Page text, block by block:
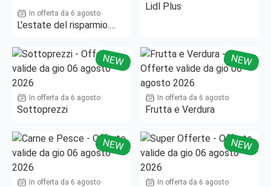
In offerta da 6 agosto
L'estate del risparmio.
Lidl Plus
NEW
In offerta da 6 agosto
Sottoprezzi
NEW
In offerta da 6 agosto
Frutta e Verdura
NEW
In offerta da 6 agosto
NEW
In offerta da 6 agosto